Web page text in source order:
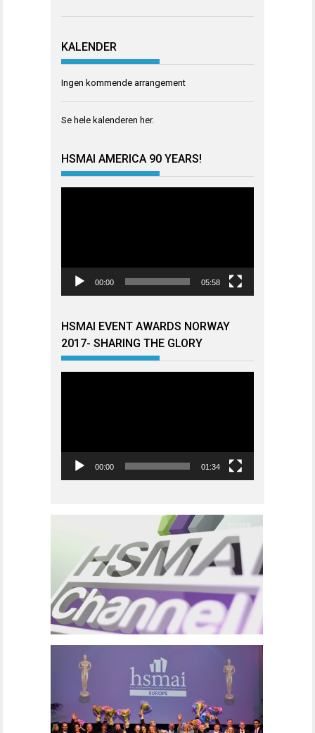
KALENDER
Ingen kommende arrangement
Se hele kalenderen her.
HSMAI AMERICA 90 YEARS!
00:00 05:58
HSMAI EVENT AWARDS NORWAY
2017- SHARING THE GLORY
00:00 01:34